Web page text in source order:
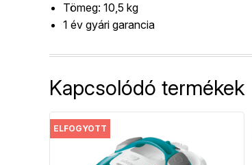
Tömeg: 10,5 kg
1 év gyári garancia
Kapcsolódó termékek
ELFOGYOTT